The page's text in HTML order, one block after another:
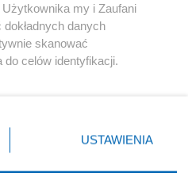
Instagram Youtube
Użytkownika my i Zaufani
danych
skanować
celów identyfikacji.
ustawień prywatności
rogu strony
nie wymagają zgody
USTAWIENIA